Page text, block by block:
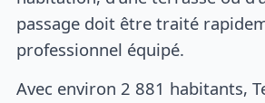
passage doit être traité
professionnel équipé.
Avec environ 2 881 habitants,